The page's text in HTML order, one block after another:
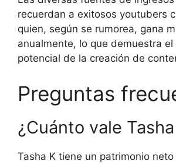
recuerdan a exitosos youtubers
quien, según se rumorea, gana
anualmente, lo que demuestra el
potencial de la creación de
Preguntas
¿Cuánto vale
Tasha K tiene un patrimonio